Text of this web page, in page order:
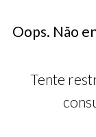
Oops. Não
Tente